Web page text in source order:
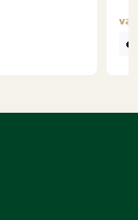
va.
€